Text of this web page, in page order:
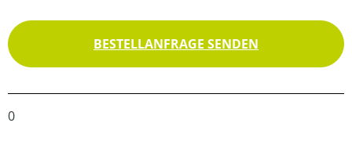
BESTELLANFRAGE SENDEN
0